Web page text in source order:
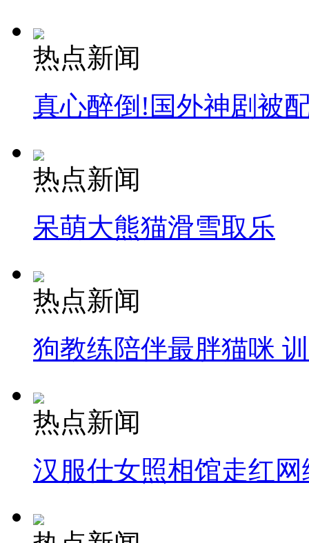
热点新闻
真心醉倒!国外神剧被
热点新闻
呆萌大熊猫滑雪取乐
热点新闻
狗教练陪伴最胖猫咪
热点新闻
汉服仕女照相馆走红网